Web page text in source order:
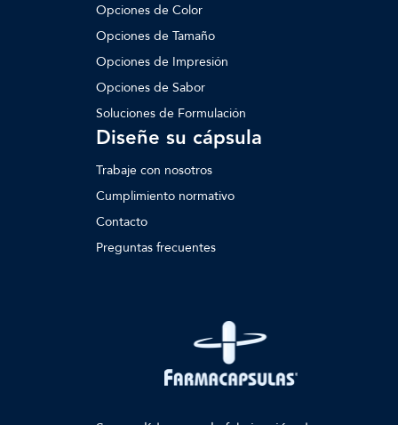
Opciones de Color
Opciones de Tamaño
Opciones de Impresión
Opciones de Sabor
Soluciones de Formulación
Diseñe su cápsula
Trabaje con nosotros
Cumplimiento normativo
Contacto
Preguntas frecuentes